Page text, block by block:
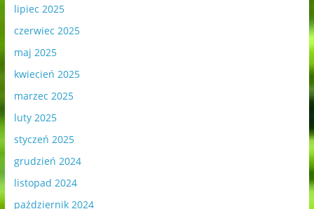
lipiec 2025
czerwiec 2025
maj 2025
kwiecień 2025
marzec 2025
luty 2025
styczeń 2025
grudzień 2024
listopad 2024
październik 2024